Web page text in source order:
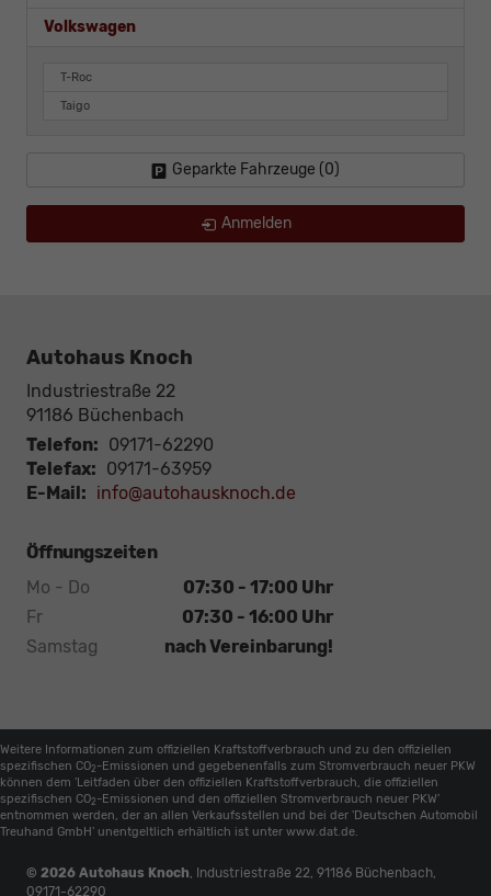
Volkswagen
T-Roc
Taigo
Geparkte Fahrzeuge (0)
Anmelden
Autohaus Knoch
Industriestraße 22
91186 Büchenbach
Telefon: 09171-62290
Telefax: 09171-63959
E-Mail: info@autohausknoch.de
Öffnungszeiten
Mo - Do
07:30 - 17:00 Uhr
Fr
07:30 - 16:00 Uhr
Samstag
nach Vereinbarung!
Weitere Informationen zum offiziellen Kraftstoffverbrauch und zu den offiziellen
spezifischen CO2 -Emissionen und gegebenenfalls zum Stromverbrauch neuer PKW
können dem 'Leitfaden über den offiziellen Kraftstoffverbrauch, die offiziellen
spezifischen CO2 -Emissionen und den offiziellen Stromverbrauch neuer PKW'
entnommen werden, der an allen Verkaufsstellen und bei der 'Deutschen Automobil
Treuhand GmbH' unentgeltlich erhältlich ist unter www.dat.de.
© 2026 Autohaus Knoch, Industriestraße 22, 91186 Büchenbach,
09171-62290